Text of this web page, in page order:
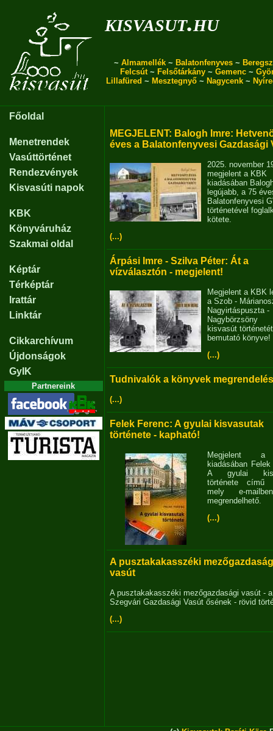
kisvasut.hu
~ Almamellék ~ Balatonfenyves ~
Felcsút~ Felsőtárkány ~ Gemenc ~
Lillafüred ~ Mesztegnyő ~ Nagycenk ~
Főoldal
Menetrendek
Vasúttörténet
Rendezvények
Kisvasúti napok
KBK
Könyváruház
Szakmai oldal
Képtár
Térképtár
Irattár
Linktár
Cikkarchívum
Újdonságok
GyIK
Partnereink
MEGJELENT: Balogh Imre:
éves a Balatonfenyvesi Gazdasági
2025. november
megjelent a KBK
kiadásában
legújabb, a 75
Balatonfenyvesi
történetével
kötete.
(...)
Árpási Imre - Szilva Péter: Át a
vízválasztón - megjelent!
Megjelent a KBK
a Szob -
Nagyirtáspuszta -
Nagybörzsöny
kisvasút történetét
bemutató könyve!
(...)
Tudnivalók a könyvek
(...)
Felek Ferenc: A gyulai kisvasutak
története - kapható!
Megjelent
kiadásában
A gyulai
története című
mely e-
megrendelhető.
(...)
A pusztakakasszéki
vasút
A pusztakakasszéki mezőgazdasági vasút - a
Szegvári Gazdasági Vasút ősének - rövid
(...)